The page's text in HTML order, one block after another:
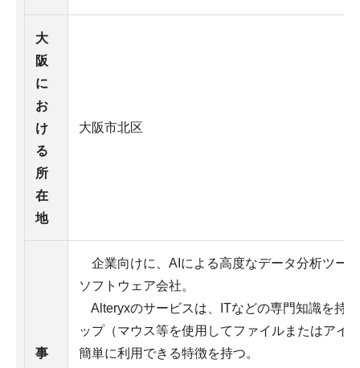
大
阪
に
お
け
る
所
在
地
大阪市北区
事
企業向けに、AIによる高度なデータ分析ツー
ソフトウェア会社。
Alteryxのサービスは、ITなどの専門知識を持
ップ（マウス等を使用してファイルまたはアイ
簡単に利用できる特徴を持つ。